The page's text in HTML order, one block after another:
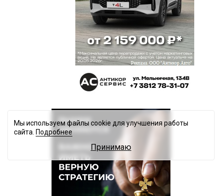
Мы используем файлы cookie для улучшения работы
сайта. Подробнее
Принимаю